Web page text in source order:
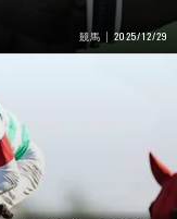
競馬 2025/12/29